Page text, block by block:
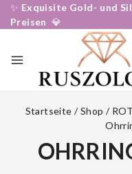
✨ Exquisite Gold- und
Preisen 💎
Startseite / Shop /